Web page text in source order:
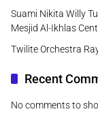
Suami Nikita Willy
Mesjid Al-Ikhlas
Twilite Orchestra
Recent
No comments to